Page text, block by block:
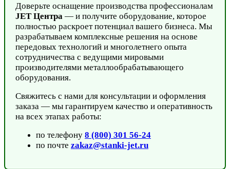
Доверьте оснащение производства профессионалам
JET Центра — и получите оборудование, которое
полностью раскроет потенциал вашего бизнеса. Мы
разрабатываем комплексные решения на основе
передовых технологий и многолетнего опыта
сотрудничества с ведущими мировыми
производителями металлообрабатывающего
оборудования.
Свяжитесь с нами для консультации и оформления
заказа — мы гарантируем качество и оперативность
на всех этапах работы:
по телефону 8 (800) 301 56-24
по почте zakaz@stanki-jet.ru